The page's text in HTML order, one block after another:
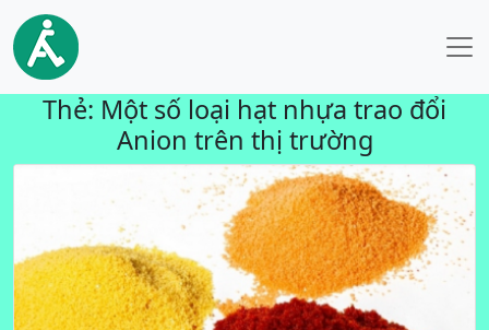
Thẻ: Một số loại hạt nhựa trao đổi
Anion trên thị trường